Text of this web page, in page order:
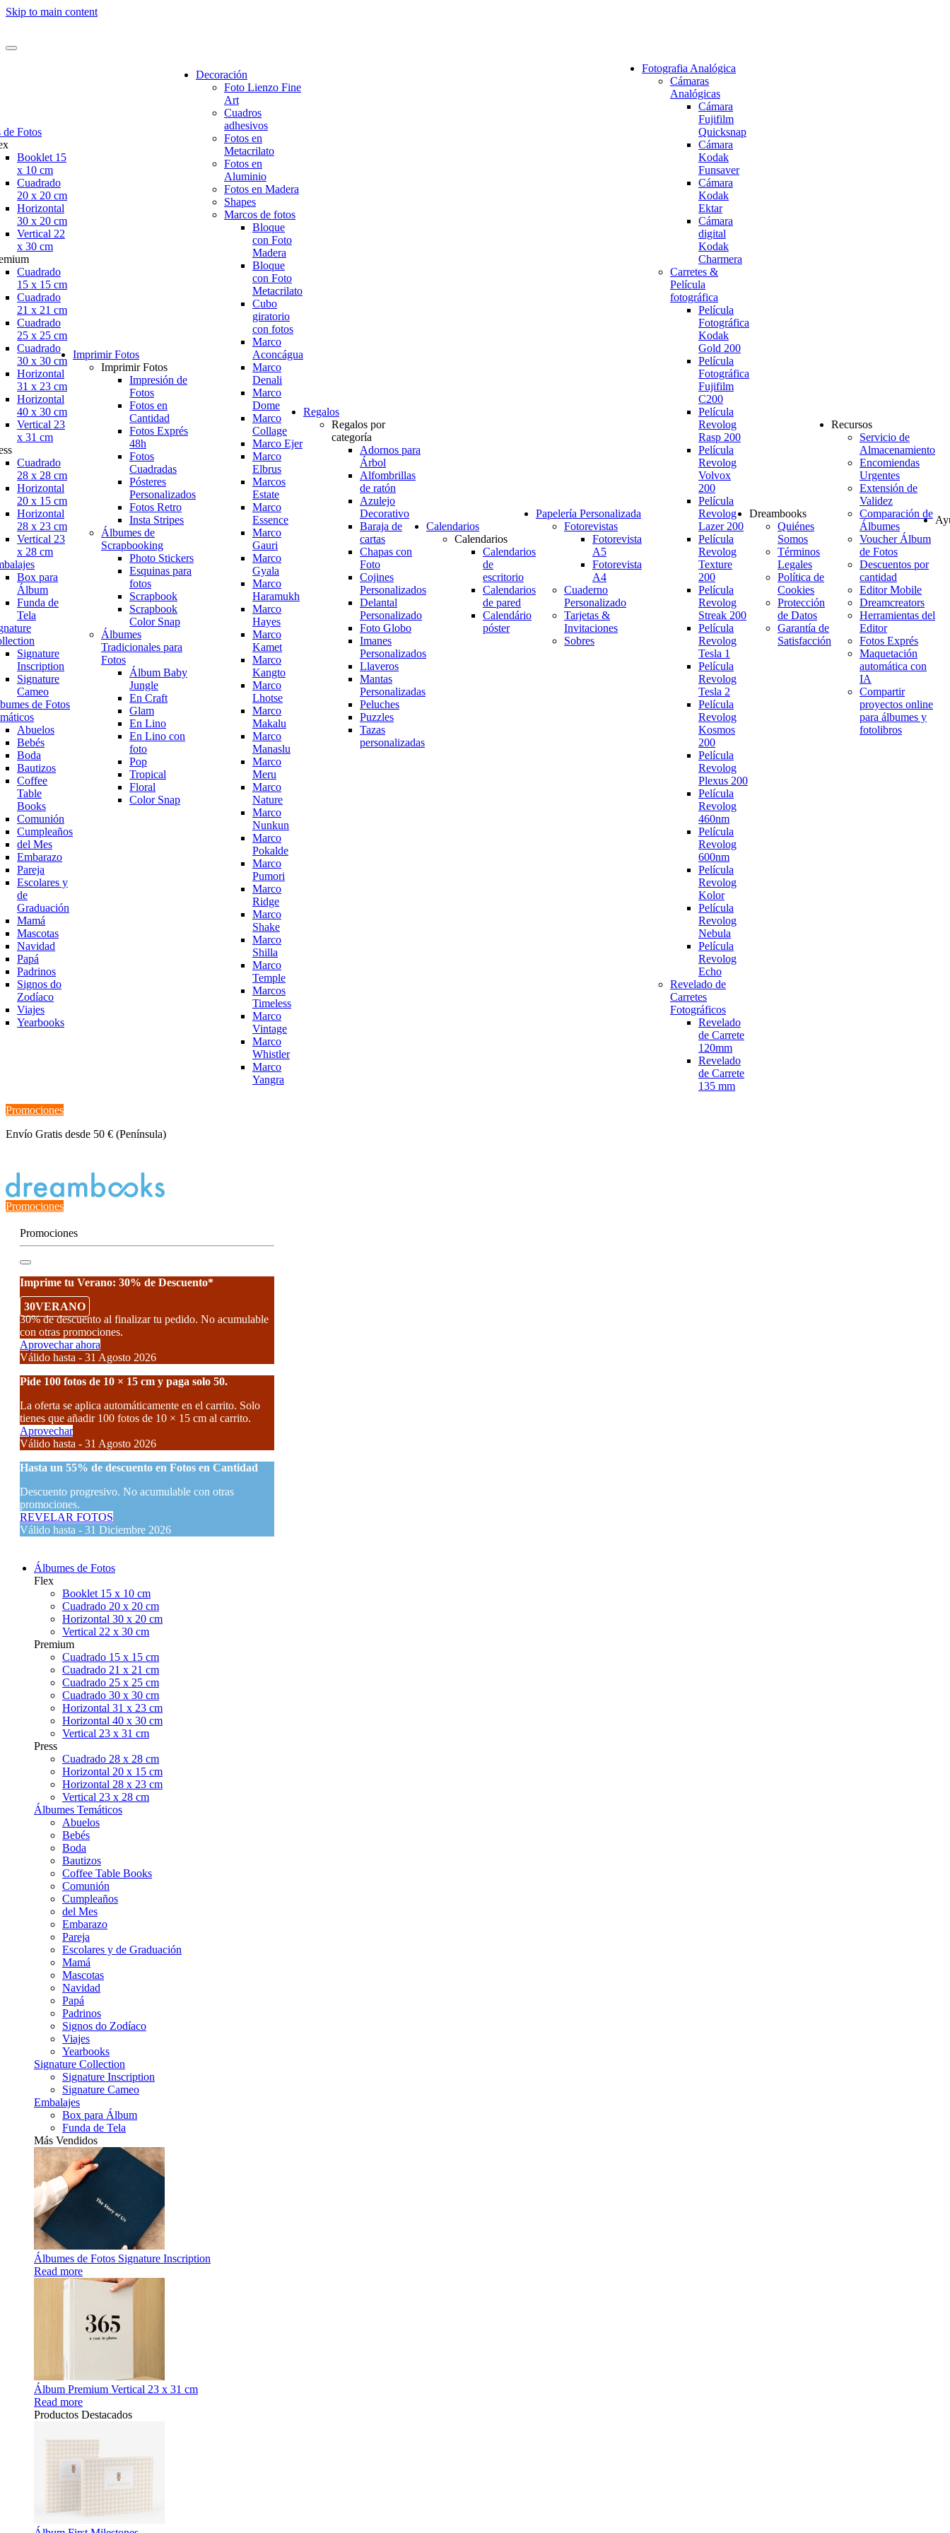
Skip to main content
Fotos
Booklet 15
x 10 cm
Cuadrado
20 x 20 cm
Horizontal
30 x 20 cm
Vertical 22
x 30 cm
Cuadrado
15 x 15 cm
Cuadrado
21 x 21 cm
Cuadrado
25 x 25 cm
Cuadrado
30 x 30 cm
Horizontal
31 x 23 cm
Horizontal
40 x 30 cm
Vertical 23
x 31 cm
Cuadrado
28 x 28 cm
Horizontal
20 x 15 cm
Horizontal
28 x 23 cm
Vertical 23
x 28 cm
Box para
Álbum
Funda de
Tela
Signature
Inscription
Signature
Cameo
de Fotos
Abuelos
Bebés
Boda
Bautizos
Coffee
Table
Books
Comunión
Cumpleaños
del Mes
Embarazo
Pareja
Escolares y
de
Graduación
Mamá
Mascotas
Navidad
Papá
Padrinos
Signos do
Zodíaco
Viajes
Yearbooks
Imprimir Fotos
Imprimir Fotos
Impresión de
Fotos
Fotos en
Cantidad
Fotos Exprés
48h
Fotos
Cuadradas
Pósteres
Personalizados
Fotos Retro
Insta Stripes
Álbumes de
Scrapbooking
Photo Stickers
Esquinas para
fotos
Scrapbook
Scrapbook
Color Snap
Álbumes
Tradicionales para
Fotos
Álbum Baby
Jungle
En Craft
Glam
En Lino
En Lino con
foto
Pop
Tropical
Floral
Color Snap
Decoración
Foto Lienzo Fine
Art
Cuadros
adhesivos
Fotos en
Metacrilato
Fotos en
Aluminio
Fotos en Madera
Shapes
Marcos de fotos
Bloque
con Foto
Madera
Bloque
con Foto
Metacrilato
Cubo
giratorio
con fotos
Marco
Aconcágua
Marco
Denali
Marco
Dome
Marco
Collage
Marco Ejer
Marco
Elbrus
Marcos
Estate
Marco
Essence
Marco
Gauri
Marco
Gyala
Marco
Haramukh
Marco
Hayes
Marco
Kamet
Marco
Kangto
Marco
Lhotse
Marco
Makalu
Marco
Manaslu
Marco
Meru
Marco
Nature
Marco
Nunkun
Marco
Pokalde
Marco
Pumori
Marco
Ridge
Marco
Shake
Marco
Shilla
Marco
Temple
Marcos
Timeless
Marco
Vintage
Marco
Whistler
Marco
Yangra
Regalos
Regalos por
categoría
Adornos para
Árbol
Alfombrillas
de ratón
Azulejo
Decorativo
Baraja de
cartas
Chapas con
Foto
Cojines
Personalizados
Delantal
Personalizado
Foto Globo
Imanes
Personalizados
Llaveros
Mantas
Personalizadas
Peluches
Puzzles
Tazas
personalizadas
Calendarios
Calendarios
Calendarios
de
escritorio
Calendarios
de pared
Calendário
póster
Papelería Personalizada
Fotorevistas
Fotorevista
A5
Fotorevista
A4
Cuaderno
Personalizado
Tarjetas &
Invitaciones
Sobres
Fotografia Analógica
Cámaras
Analógicas
Cámara
Fujifilm
Quicksnap
Cámara
Kodak
Funsaver
Cámara
Kodak
Ektar
Cámara
digital
Kodak
Charmera
Carretes &
Película
fotográfica
Película
Fotográfica
Kodak
Gold 200
Película
Fotográfica
Fujifilm
C200
Película
Revolog
Rasp 200
Película
Revolog
Volvox
200
Película
Revolog
Lazer 200
Película
Revolog
Texture
200
Película
Revolog
Streak 200
Película
Revolog
Tesla 1
Película
Revolog
Tesla 2
Película
Revolog
Kosmos
200
Película
Revolog
Plexus 200
Película
Revolog
460nm
Película
Revolog
600nm
Película
Revolog
Kolor
Película
Revolog
Nebula
Película
Revolog
Echo
Revelado de
Carretes
Fotográficos
Revelado
de Carrete
120mm
Revelado
de Carrete
135 mm
Dreambooks
Quiénes
Somos
Términos
Legales
Política de
Cookies
Protección
de Datos
Garantía de
Satisfacción
Recursos
Servicio de
Almacenamiento
Encomiendas
Urgentes
Extensión de
Validez
Comparación de
Álbumes
Voucher Álbum
de Fotos
Descuentos por
cantidad
Editor Mobile
Dreamcreators
Herramientas del
Editor
Fotos Exprés
Maquetación
automática con
IA
Compartir
proyectos online
para álbumes y
fotolibros
Promociones
Envío Gratis desde 50 € (Península)
Promociones
Promociones
Imprime tu Verano: 30% de Descuento*
30VERANO
30% de descuento al finalizar tu pedido. No acumulable
con otras promociones.
Aprovechar ahora
Válido hasta - 31 Agosto 2026
Pide 100 fotos de 10 × 15 cm y paga solo 50.
La oferta se aplica automáticamente en el carrito. Solo
tienes que añadir 100 fotos de 10 × 15 cm al carrito.
Aprovechar
Válido hasta - 31 Agosto 2026
Hasta un 55% de descuento en Fotos en Cantidad
Descuento progresivo. No acumulable con otras
promociones.
REVELAR FOTOS
Válido hasta - 31 Diciembre 2026
Álbumes de Fotos
Flex
Booklet 15 x 10 cm
Cuadrado 20 x 20 cm
Horizontal 30 x 20 cm
Vertical 22 x 30 cm
Premium
Cuadrado 15 x 15 cm
Cuadrado 21 x 21 cm
Cuadrado 25 x 25 cm
Cuadrado 30 x 30 cm
Horizontal 31 x 23 cm
Horizontal 40 x 30 cm
Vertical 23 x 31 cm
Press
Cuadrado 28 x 28 cm
Horizontal 20 x 15 cm
Horizontal 28 x 23 cm
Vertical 23 x 28 cm
Álbumes Temáticos
Abuelos
Bebés
Boda
Bautizos
Coffee Table Books
Comunión
Cumpleaños
del Mes
Embarazo
Pareja
Escolares y de Graduación
Mamá
Mascotas
Navidad
Papá
Padrinos
Signos do Zodíaco
Viajes
Yearbooks
Signature Collection
Signature Inscription
Signature Cameo
Embalajes
Box para Álbum
Funda de Tela
Más Vendidos
Álbumes de Fotos Signature Inscription
Read more
Álbum Premium Vertical 23 x 31 cm
Read more
Productos Destacados